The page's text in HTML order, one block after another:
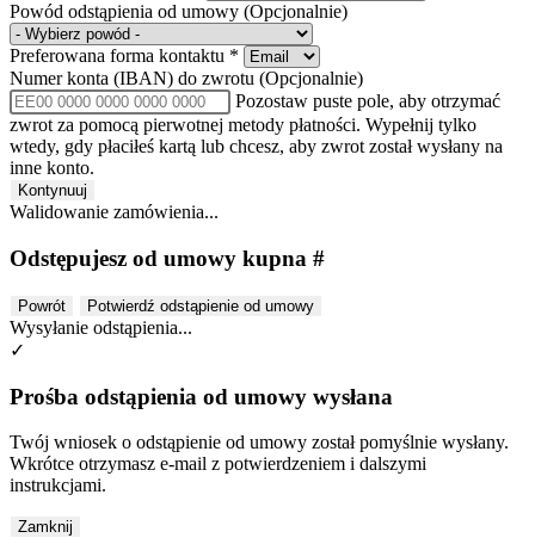
Powód odstąpienia od umowy (Opcjonalnie)
Preferowana forma kontaktu *
Numer konta (IBAN) do zwrotu (Opcjonalnie)
Pozostaw puste pole, aby otrzymać
zwrot za pomocą pierwotnej metody płatności. Wypełnij tylko
wtedy, gdy płaciłeś kartą lub chcesz, aby zwrot został wysłany na
inne konto.
Kontynuuj
Walidowanie zamówienia...
Odstępujesz od umowy kupna #
Powrót Potwierdź odstąpienie od umowy
Wysyłanie odstąpienia...
✓
Prośba odstąpienia od umowy wysłana
Twój wniosek o odstąpienie od umowy został pomyślnie wysłany.
Wkrótce otrzymasz e-mail z potwierdzeniem i dalszymi
instrukcjami.
Zamknij